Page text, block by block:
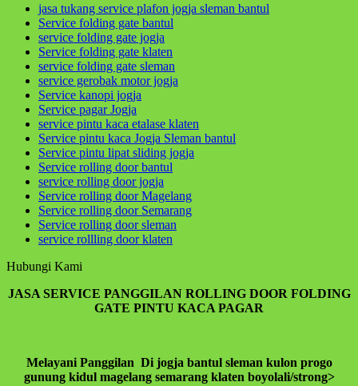
Hikmah 3
jika engkau berbuat baik,berarti berbuat baik untuk
dirimu sendiri dan jika engkau berbuat buruk maka
perbuatan burukmu itu untuk dirimu sendiri(Q.S.17:7)
tiada yang tertukar atau meleset jangan pernah
salahkan keadaan atau orang lain karena semua
perbuatan kita pasti kembali kepada diri kita sendiri
hikmah 4
Apabila telah ditunaikan sholat,maka bertebaranlah
kamu dimuka bumi dan carilah karunia Allah dan
ingatlah allah banyak-banyak agar kamu beruntung
uang,bisa
ilmu,hikmah,kesehatan,silaturahmi,kekuatan iman
jasa tukang service plafon jogja sleman bantul
Service folding gate bantul
service folding gate jogja
Service folding gate klaten
service folding gate sleman
service gerobak motor jogja
Service kanopi jogja
Service pagar Jogja
service pintu kaca etalase klaten
Service pintu kaca Jogja Sleman bantul
Service pintu lipat sliding jogja
Service rolling door bantul
service rolling door jogja
Service rolling door Magelang
Service rolling door Semarang
Service rolling door sleman
service rollling door klaten
Hubungi Kami
JASA SERVICE PANGGILAN ROLLING DOOR FOLDING
GATE PINTU KACA PAGAR
Melayani Panggilan Di jogja bantul sleman kulon progo
gunung kidul magelang semarang klaten boyolali/strong>